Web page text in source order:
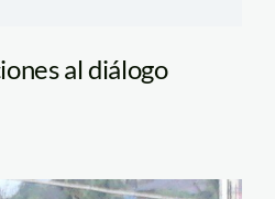
al diálogo